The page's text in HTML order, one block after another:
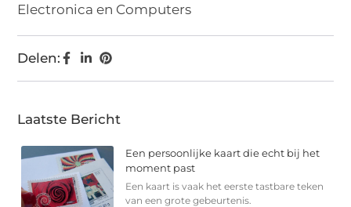
Electronica en Computers
Delen:
Laatste Bericht
Een persoonlijke kaart die echt bij het
moment past
Een kaart is vaak het eerste tastbare teken
van een grote gebeurtenis.